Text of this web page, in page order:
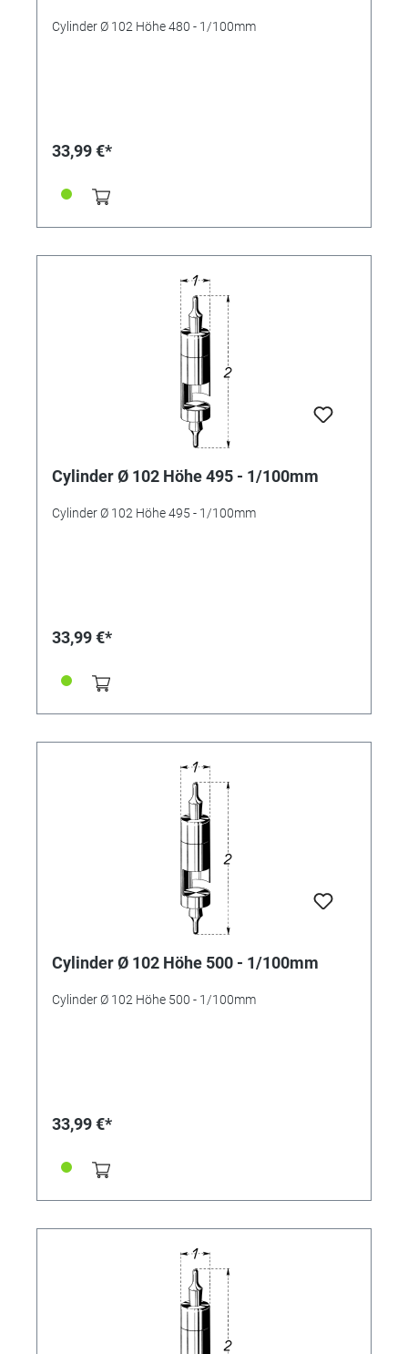
Cylinder Ø 102 Höhe 480 - 1/100mm
33,99 €*
Cylinder Ø 102 Höhe 495 - 1/100mm
Cylinder Ø 102 Höhe 495 - 1/100mm
33,99 €*
Cylinder Ø 102 Höhe 500 - 1/100mm
Cylinder Ø 102 Höhe 500 - 1/100mm
33,99 €*